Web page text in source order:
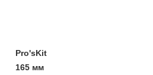
Pro'sKit
165 мм